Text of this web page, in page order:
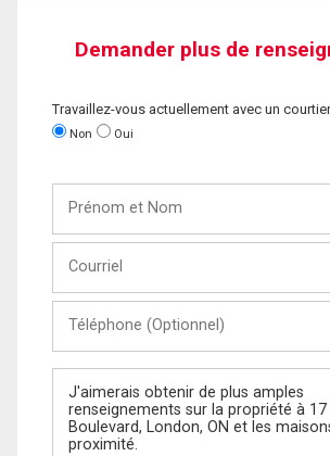
Demander plus de
Travaillez-vous actuellement avec un
Non Oui
Nom
(Optionnel)
Message